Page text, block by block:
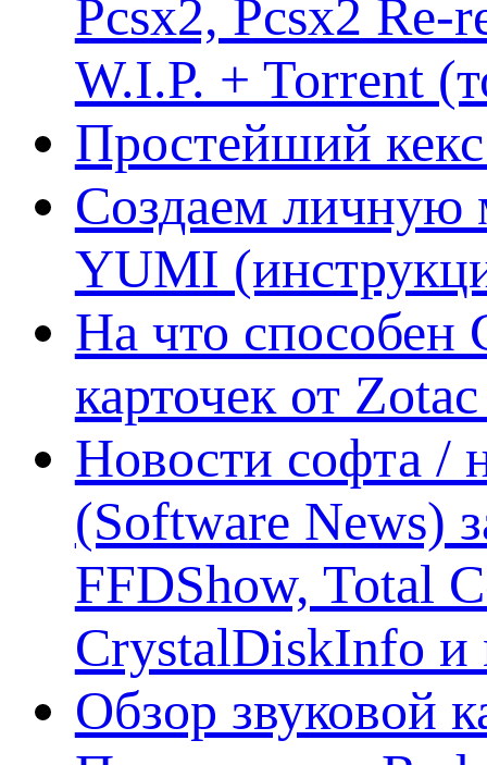
Pcsx2, Pcsx2
W.I.P. + Torrent
Простейший кекс
Создаем личную
YUMI
На что способен
карточек от
Новости софта /
(Software News)
FFDShow, Total
CrystalDiskInfo и
Обзор звуковой